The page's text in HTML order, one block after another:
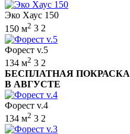
Эко Хаус 150
150 м2 3 2
Форест v.5
134 м2 3 2
БЕСПЛАТНАЯ ПОКРАСКА
В АВГУСТЕ
Форест v.4
134 м2 3 2